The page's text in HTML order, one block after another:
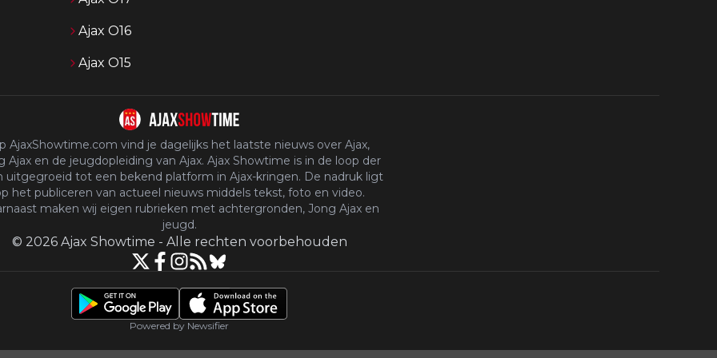
Ajax O16
Ajax O15
AjaxShowtime.com vind je dagelijks het laatste nieuws over Ajax,
Ajax en de jeugdopleiding van Ajax. Ajax Showtime is in de loop der
uitgegroeid tot een bekend platform in Ajax-kringen. De nadruk ligt
het publiceren van actueel nieuws middels tekst, foto en video.
maken wij eigen rubrieken met achtergronden, Jong Ajax en
jeugd.
© 2026 Ajax Showtime - Alle rechten voorbehouden
Powered by Newsifier